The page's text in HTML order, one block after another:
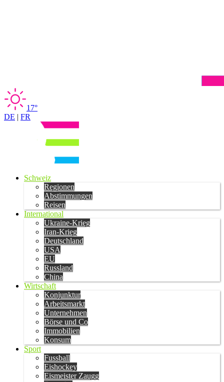
17°
DE | FR
Schweiz
Regionen
Abstimmungen
Reisen
International
Ukraine-Krieg
Iran-Krieg
Deutschland
USA
EU
Russland
China
Wirtschaft
Konjunktur
Arbeitsmarkt
Unternehmen
Börse und Co
Immobilien
Konsum
Sport
Fussball
Eishockey
Eismeister Zaugg